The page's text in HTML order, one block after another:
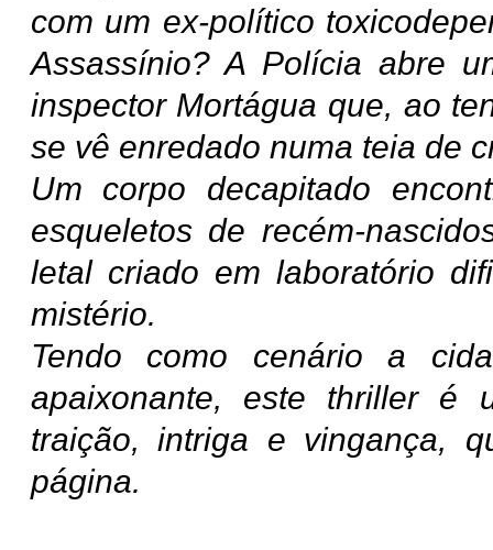
com um ex-político
Assassínio? A Polícia abre
inspector Mortágua que, ao
se vê enredado numa teia de
Um corpo decapitado
esqueletos de recém-
letal criado em laboratório
mistério.
Tendo como cenário a
apaixonante, este thriller é
traição, intriga e vingança,
página.